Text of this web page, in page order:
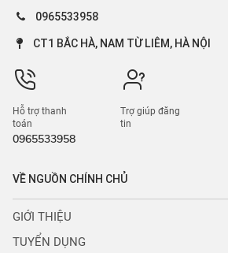
0965533958
CT1 BẮC HÀ, NAM TỪ LIÊM, HÀ NỘI
Hỗ trợ thanh
toán
0965533958
Trợ giúp đăng
tin
VỀ NGUỒN CHÍNH CHỦ
GIỚI THIỆU
TUYỂN DỤNG